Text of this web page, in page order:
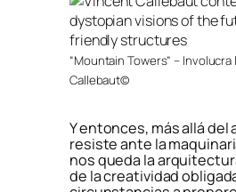
“Mountain Towers” –
Callebaut©
Y entonces, más allá del
resiste ante la
nos queda la
de la creatividad